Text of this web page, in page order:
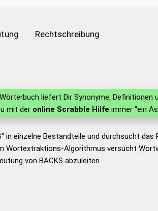
Rechtschreibung
liefert Dir Synonyme, Definitionen
mit der online Scrabble Hilfe immer "ein
in einzelne Bestandteile und durchsucht
Wortextraktions-Algorithmus versucht
von BACKS abzuleiten.